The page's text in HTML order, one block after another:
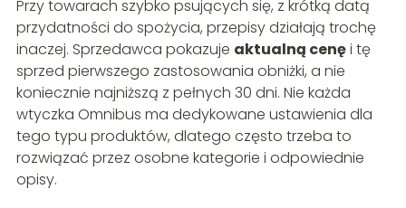
Przy towarach szybko psujących się, z krótką datą
przydatności do spożycia, przepisy działają trochę
inaczej. Sprzedawca pokazuje aktualną cenęi tę
sprzed pierwszego zastosowania obniżki, a nie
koniecznie najniższą z pełnych 30 dni. Nie każda
wtyczka Omnibus ma dedykowane ustawienia dla
tego typu produktów, dlatego często trzeba to
rozwiązać przez osobne kategorie i odpowiednie
opisy.